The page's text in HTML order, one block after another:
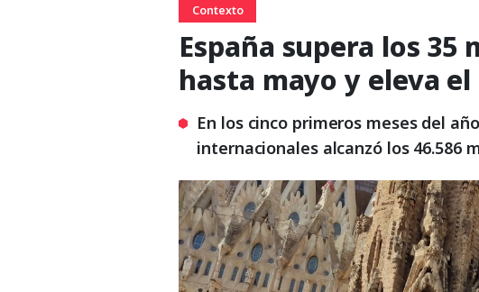
Contexto
España supera los
hasta mayo y eleva
En los cinco primeros meses del
internacionales alcanzó los 46.586